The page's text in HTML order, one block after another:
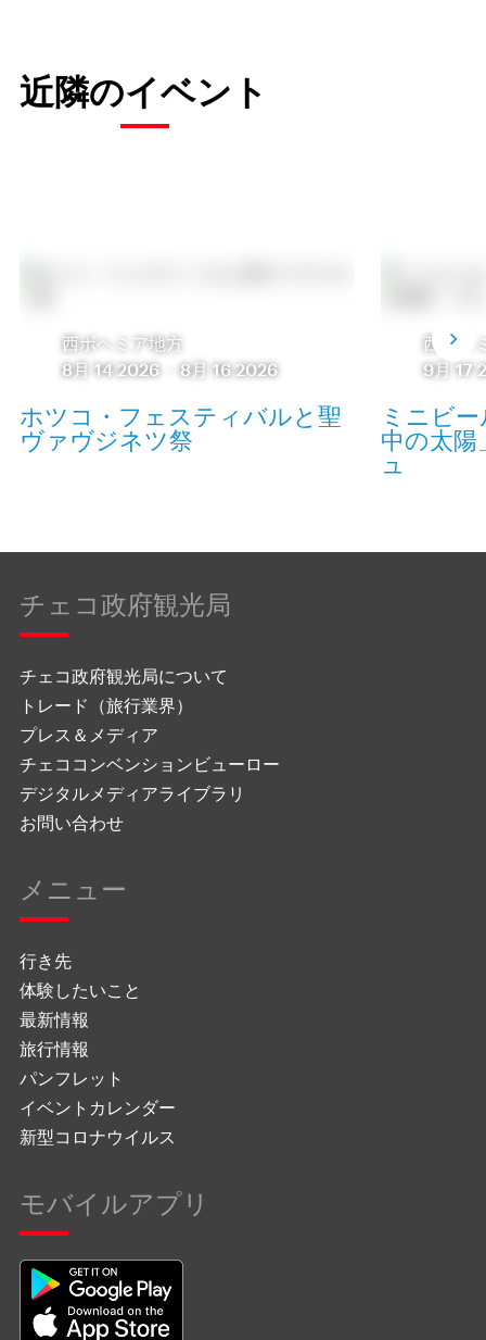
近隣のイベント
西ボヘミア地方
8月 14 2026
-8月 16 2026
ホツコ・フェスティバルと聖
ヴァヴジネツ祭
西ボヘ
9月 17
ミニビ
中の太
ュ
チェコ政府観光局
チェコ政府観光局について
トレード（旅行業界）
プレス＆メディア
チェココンベンションビューロー
デジタルメディアライブラリ
お問い合わせ
メニュー
行き先
体験したいこと
最新情報
旅行情報
パンフレット
イベントカレンダー
新型コロナウイルス
モバイルアプリ